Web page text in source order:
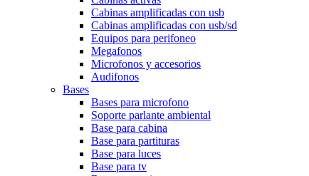
Cabinas amplificadas con usb
Cabinas amplificadas con usb/sd
Equipos para perifoneo
Megafonos
Microfonos y accesorios
Audifonos
Bases
Bases para microfono
Soporte parlante ambiental
Base para cabina
Base para partituras
Base para luces
Base para tv